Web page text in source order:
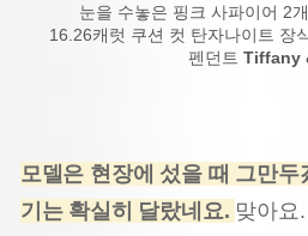
눈을 수놓은 핑크 사파이어 2
16.26캐럿 쿠션 컷 탄자나이트 장
펜던트 Tiffany
모델은 현장에 섰을 때 그만두
기는 확실히 달랐네요. 맞아요